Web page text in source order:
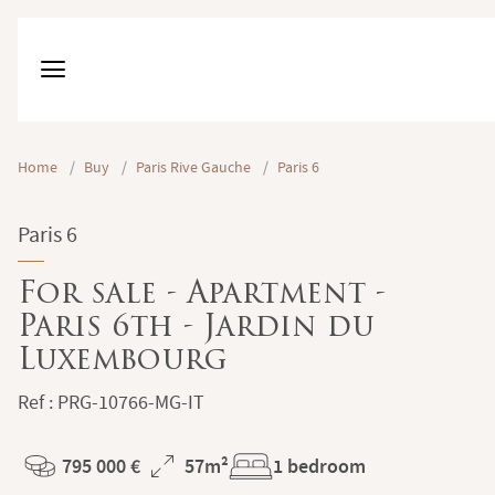
Home / Buy / Paris Rive Gauche / Paris 6
Paris 6
For sale - Apartment -
Paris 6th - Jardin du
Luxembourg
Ref : PRG-10766-MG-IT
Price
795 000 €
Total
57m² 1 bedroom